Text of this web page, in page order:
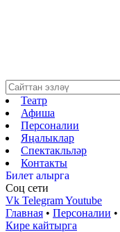
Театр
Афиша
Персоналии
Яңалыклар
Спектакльләр
Контакты
Билет алырга
Соц cети
Vk TelegramYoutube
Главная • Персоналии •
Кире кайтырга